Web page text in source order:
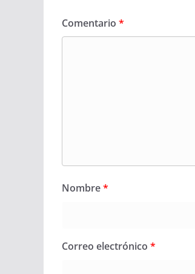
Comentario *
Nombre*
Correo electrónico *